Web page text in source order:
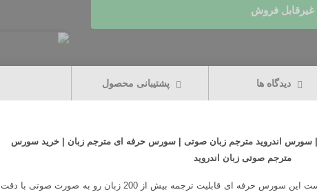
غیرقابل فروش
دیدگاه ها پشتیبانی محصول
| سورس اندروید مترجم زبان صوتی | سورس حرفه ای مترجم زبان | خرید سورس
مترجم صوتی زبان اندروید
همانطور که از نام این سورس حرفه ای پیداست این سورس حرفه ای قابلیت ترجمه بیش از 200 زبان رو به صورت صوتی با دقت